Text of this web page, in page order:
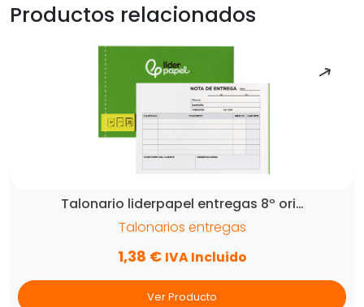
duplicado
Productos relacionados
Talonario liderpapel entregas 8º ori…
Talonarios entregas
1,38 € IVA Incluido
Ver Producto